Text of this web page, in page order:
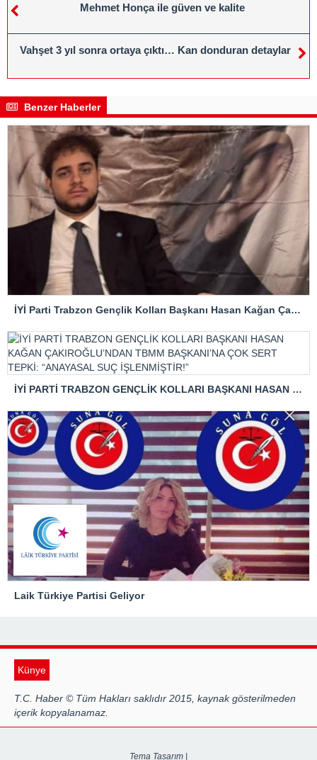
Mehmet Honça ile güven ve kalite
Vahşet 3 yıl sonra ortaya çıktı… Kan donduran detaylar
Benzer Haberler
İYİ Parti Trabzon Gençlik Kolları Başkanı Hasan Kağan Çakıroğlu’ndan Mattia Ahmet Minguzzi Davasına Tepki
İYİ PARTİ TRABZON GENÇLİK KOLLARI BAŞKANI HASAN KAĞAN ÇAKIROĞLU’NDAN TBMM BAŞKANI’NA ÇOK SERT TEPKİ: “ANAYASAL SUÇ İŞLENMİŞTİR!”
Laik Türkiye Partisi Geliyor
Künye
T.C. Haber © Tüm Hakları saklıdır 2015, kaynak gösterilmeden
içerik kopyalanamaz.
Tema Tasarım |